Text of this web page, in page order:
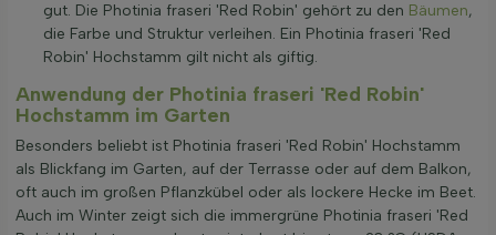
gut. Die Photinia fraseri 'Red Robin' gehört zu den Bäumen,
die Farbe und Struktur verleihen. Ein Photinia fraseri 'Red
Robin' Hochstamm gilt nicht als giftig.
Anwendung der Photinia fraseri 'Red Robin'
Hochstamm im Garten
Besonders beliebt ist Photinia fraseri 'Red Robin' Hochstamm
als Blickfang im Garten, auf der Terrasse oder auf dem Balkon,
oft auch im großen Pflanzkübel oder als lockere Hecke im Beet.
Auch im Winter zeigt sich die immergrüne Photinia fraseri 'Red